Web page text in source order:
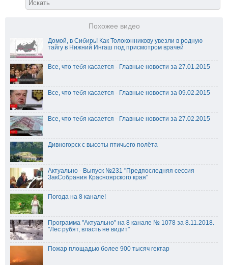
Похожее видео
Домой, в Сибирь! Как Толоконникову увезли в родную
тайгу в Нижний Ингаш под присмотром врачей
Все, что тебя касается - Главные новости за 27.01.2015
Все, что тебя касается - Главные новости за 09.02.2015
Все, что тебя касается - Главные новости за 27.02.2015
Дивногорск с высоты птичьего полёта
Актуально - Выпуск №231 "Предпоследняя сессия
ЗакСобрания Красноярского края"
Погода на 8 канале!
Программа "Актуально" на 8 канале № 1078 за 8.11.2018.
"Лес рубят, власть не видит"
Пожар площадью более 900 тысяч гектар